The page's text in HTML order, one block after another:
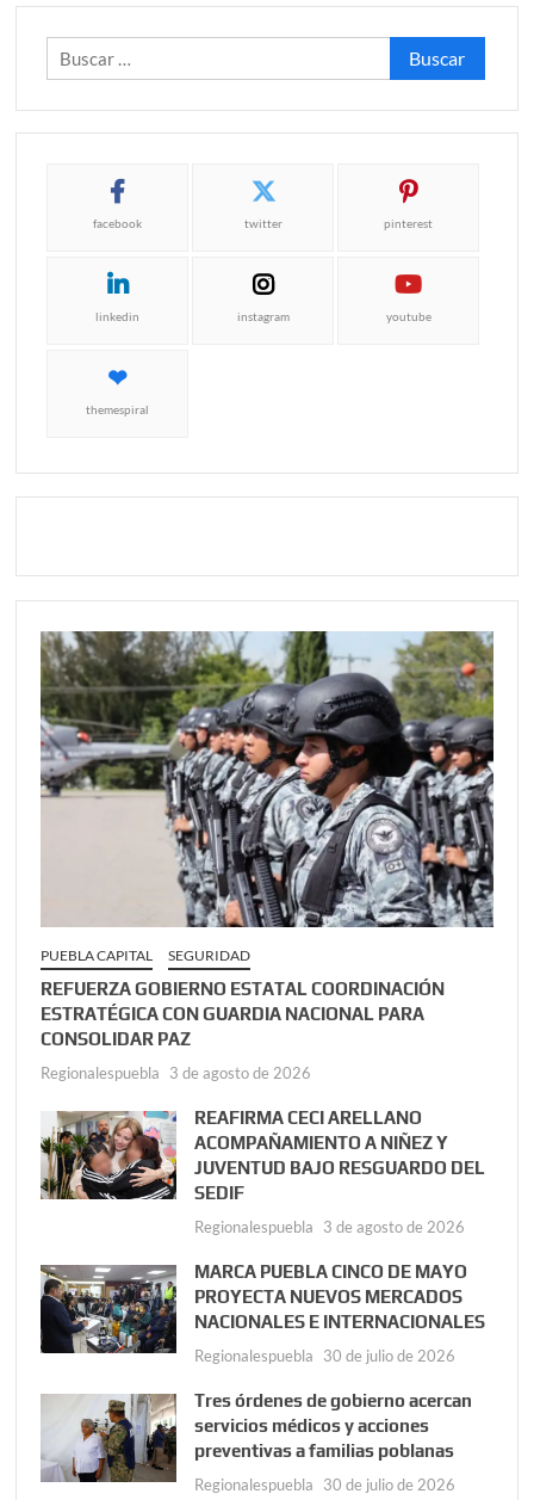
Buscar:
facebook twitter pinterest
linkedin instagram youtube
themespiral
PUEBLA CAPITAL SEGURIDAD
REFUERZA GOBIERNO ESTATAL COORDINACIÓN
ESTRATÉGICA CON GUARDIA NACIONAL PARA
CONSOLIDAR PAZ
Regionalespuebla 3 de agosto de 2026
REAFIRMA CECI ARELLANO
ACOMPAÑAMIENTO A NIÑEZ Y
JUVENTUD BAJO RESGUARDO DEL
SEDIF
Regionalespuebla 3 de agosto de 2026
MARCA PUEBLA CINCO DE MAYO
PROYECTA NUEVOS MERCADOS
NACIONALES E INTERNACIONALES
Regionalespuebla 30 de julio de 2026
Tres órdenes de gobierno acercan
servicios médicos y acciones
preventivas a familias poblanas
Regionalespuebla 30 de julio de 2026